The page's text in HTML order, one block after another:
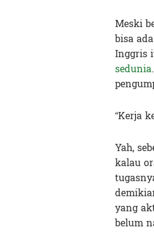
Meski
bisa
Inggris
sedunia
“Kerja
Yah,
kalau
yang
belum